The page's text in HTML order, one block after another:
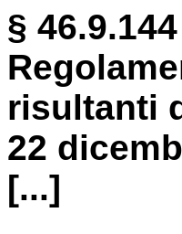
§
risultanti
22
[...]